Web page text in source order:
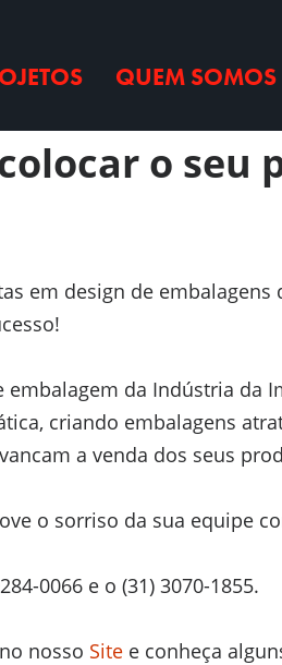
QUEM SOMOS
o
em design de embalagens
da Indústria da
criando embalagens
a venda dos seus
o sorriso da sua equipe
0066 e o (31) 3070-1855.
nosso Site e conheça